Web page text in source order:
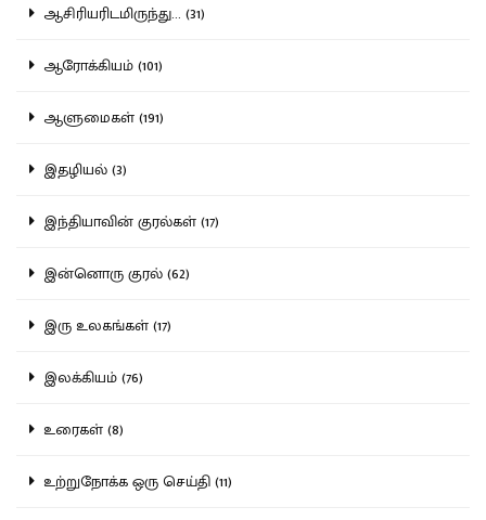
ஆசிரியரிடமிருந்து... (31)
ஆரோக்கியம் (101)
ஆளுமைகள் (191)
இதழியல் (3)
இந்தியாவின் குரல்கள் (17)
இன்னொரு குரல் (62)
இரு உலகங்கள் (17)
இலக்கியம் (76)
உரைகள் (8)
உற்றுநோக்க ஒரு செய்தி (11)